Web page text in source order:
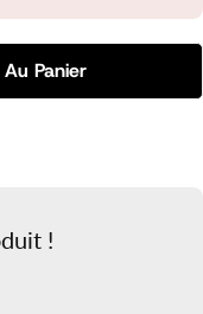
Tampon Vie
Pour Multiple
Panier
!